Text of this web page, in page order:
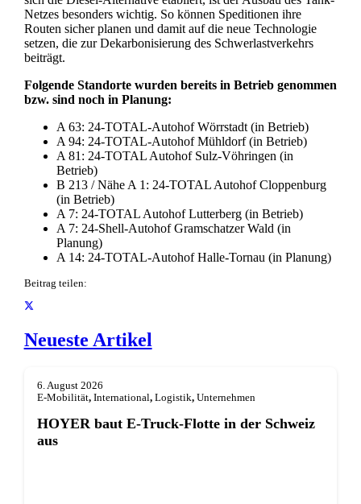
Netzes besonders wichtig. So können Speditionen ihre
Routen sicher planen und damit auf die neue Technologie
setzen, die zur Dekarbonisierung des Schwerlastverkehrs
beiträgt.
Folgende Standorte wurden bereits in Betrieb genommen
bzw. sind noch in Planung:
A 63: 24-TOTAL-Autohof Wörrstadt (in Betrieb)
A 94: 24-TOTAL-Autohof Mühldorf (in Betrieb)
A 81: 24-TOTAL Autohof Sulz-Vöhringen (in
Betrieb)
B 213 / Nähe A 1: 24-TOTAL Autohof Cloppenburg
(in Betrieb)
A 7: 24-TOTAL Autohof Lutterberg (in Betrieb)
A 7: 24-Shell-Autohof Gramschatzer Wald (in
Planung)
A 14: 24-TOTAL-Autohof Halle-Tornau (in Planung)
Beitrag teilen:
Neueste Artikel
6. August 2026
E-Mobilität, International, Logistik, Unternehmen
HOYER baut E-Truck-Flotte in der Schweiz
aus